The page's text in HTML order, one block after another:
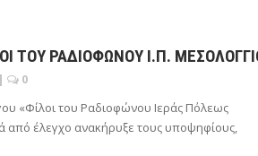
ΤΟΥ ΡΑΔΙΟΦΩΝΟΥ Ι.Π.
|
0
«Φίλοι του Ραδιοφώνου Ιεράς Πόλεως
από έλεγχο ανακήρυξε τους υποψηφίους,